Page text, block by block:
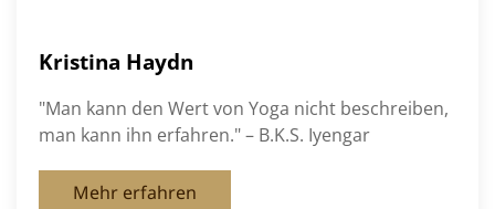
Kristina Haydn
"Man kann den Wert von Yoga nicht beschreiben,
man kann ihn erfahren." – B.K.S. Iyengar
Mehr erfahren